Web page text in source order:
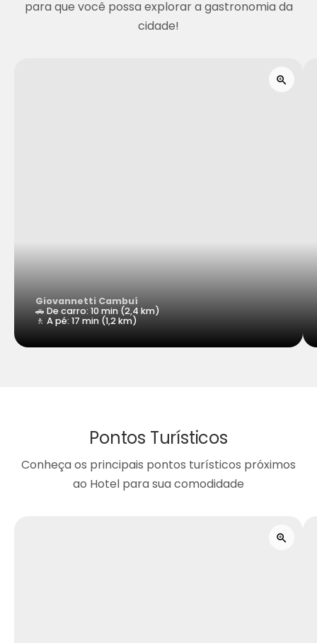
para que você possa explorar a gastronomia da
cidade!
Giovannetti Cambuí
🚗 De carro: 10 min (2,4 km)
🚶 A pé: 17 min (1,2 km)
Pontos Turísticos
Conheça os principais pontos turísticos próximos
ao Hotel para sua comodidade